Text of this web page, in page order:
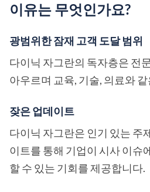
이유는 무엇인가요?
광범위한 잠재 고객 도달 범위
다이닉 자그란의 독자층은 전
아우르며 교육, 기술, 의료와
잦은 업데이트
다이닉 자그란은 인기 있는 주
이트를 통해 기업이 시사 이슈
할 수 있는 기회를 제공합니다.